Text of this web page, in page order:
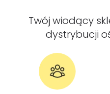
Twój wiodący
dystrybucji